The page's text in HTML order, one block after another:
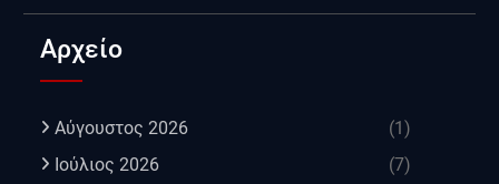
Αρχείο
Αύγουστος 2026
(1)
Ιούλιος 2026
(7)